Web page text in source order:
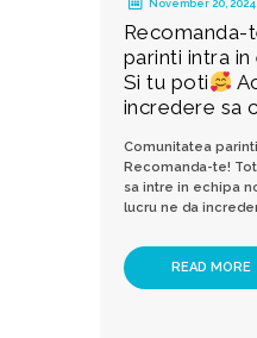
November 20, 2024
Recomanda-
parinti intra
Si tu poti
incredere sa
Comunitatea
Recomanda-te!
sa intre in echipa
lucru ne da
READ MORE